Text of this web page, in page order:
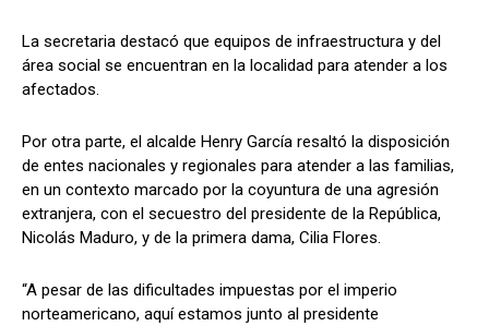
La secretaria destacó que equipos de infraestructura y del
área social se encuentran en la localidad para atender a los
afectados.
Por otra parte, el alcalde Henry García resaltó la disposición
de entes nacionales y regionales para atender a las familias,
en un contexto marcado por la coyuntura de una agresión
extranjera, con el secuestro del presidente de la República,
Nicolás Maduro, y de la primera dama, Cilia Flores.
“A pesar de las dificultades impuestas por el imperio
norteamericano, aquí estamos junto al presidente